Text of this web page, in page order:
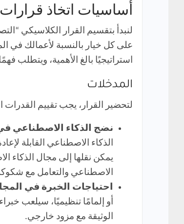
أساسيات اتخاذ
لنبدأ بتقسيم القرار الكلاسيكي
على كل خيار بالنسبة لأعمالك في
استراتيجيًا بالغ الأهمية، ويتطلب
المدخلات
لتحضير القرار، يجب تقييم
نضج الذكاء الاصطناعي
الذكاء الاصطناعي القابلة
يمكن نقلها إلى مجال الذكاء
الاصطناعي والتعامل مع
احتياجات الخبرة في
أو إلمامًا تنظيميًا، سيلعب
الوثيقة مع مزود خارجي.